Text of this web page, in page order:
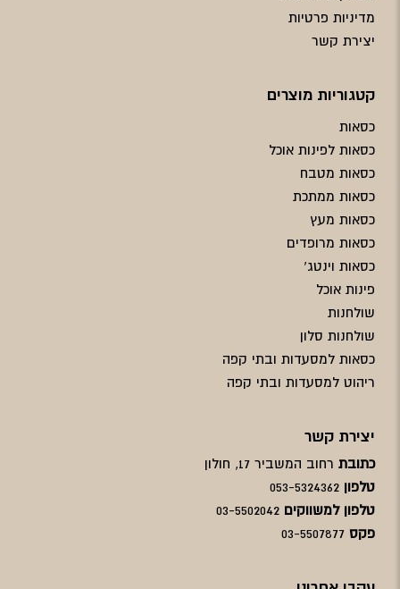
מדיניות פרטיות
יצירת קשר
קטגוריות מוצרים
כסאות
כסאות לפינות אוכל
כסאות מטבח
כסאות ממתכת
כסאות מעץ
כסאות מרופדים
כסאות וינטג'
פינות אוכל
שולחנות
שולחנות סלון
כסאות למסעדות ובתי קפה
ריהוט למסעדות ובתי קפה
יצירת קשר
כתובת רחוב המשביר 17, חולון
טלפון 053-5324362
טלפון למשווקים 03-5502042
פקס 03-5507877